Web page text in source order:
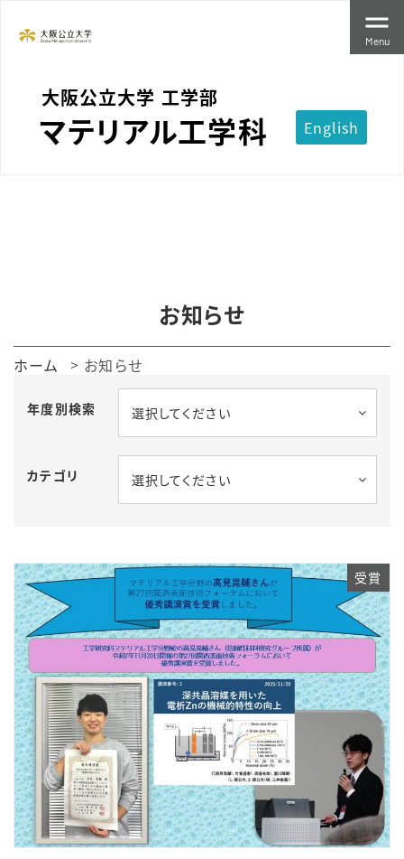
大阪公立大学 工学部
マテリアル工学科 English
Menu
お知らせ
ホーム お知らせ
年度別検索 選択してください
カテゴリ 選択してください
受賞